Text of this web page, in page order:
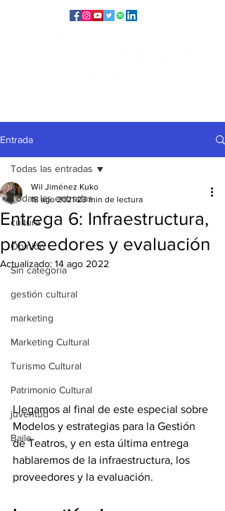
Entrada
Todas las entradas
cultura
Opinión
Sin categoría
gestión cultural
marketing
Marketing Cultural
Turismo Cultural
Patrimonio Cultural
juventud
Baile
Todas las entradas
Entrega 6: Infraestructura,
proveedores y evaluación
Wil Jiménez Kuko
18 ago 2021 23 min de lectura
Actualizado: 14 ago 2022
Llegamos al final de este especial sobre
Modelos y estrategias para la Gestión
de Teatros, y en esta última entrega
hablaremos de la infraestructura, los
proveedores y la evaluación.